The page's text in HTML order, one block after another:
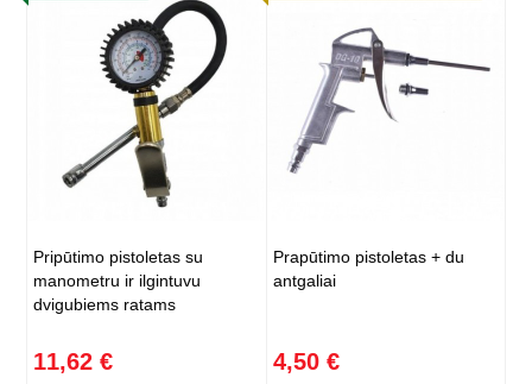
Pripūtimo pistoletas su
manometru ir ilgintuvu
dvigubiems ratams
11,62 €
Prapūtimo pistoletas + du
antgaliai
4,50 €